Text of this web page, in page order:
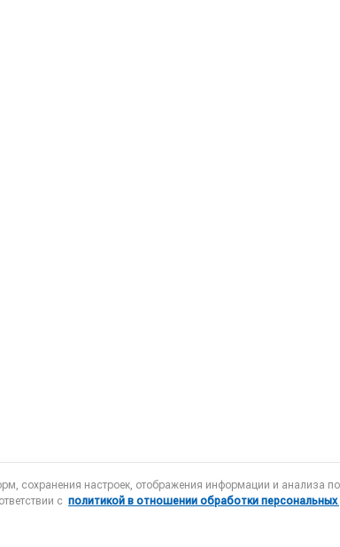
сохранения настроек, отображения информации и анализа
с политикой в отношении обработки